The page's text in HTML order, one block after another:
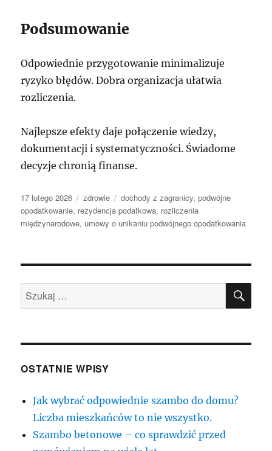
Podsumowanie
Odpowiednie przygotowanie minimalizuje
ryzyko błędów. Dobra organizacja ułatwia
rozliczenia.
Najlepsze efekty daje połączenie wiedzy,
dokumentacji i systematyczności. Świadome
decyzje chronią finanse.
Data
publikacji
17 lutego 2026 Kategorie
zdrowie Tagi
dochody z zagranicy,podwójne
opodatkowanie, rezydencja podatkowa, rozliczenia
międzynarodowe, umowy o unikaniu podwójnego opodatkowania
Szukaj:
OSTATNIE WPISY
Jak wybrać odpowiednie szambo do domu?
Liczba mieszkańców to nie wszystko.
Szambo betonowe – co sprawdzić przed